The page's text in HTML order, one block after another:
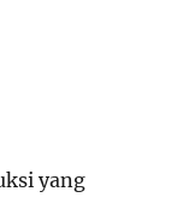
yang